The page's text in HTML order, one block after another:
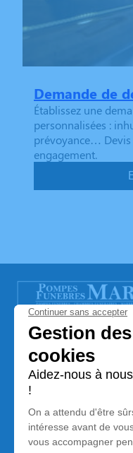
Demande de
Établissez une
personnalisées :
prévoyance…
engagement.
POMPES
Nos équipes vous
son souvenir dans le
son dernier voyage.
Nos agences
Pompes Funèbres
03 71 48 00 08